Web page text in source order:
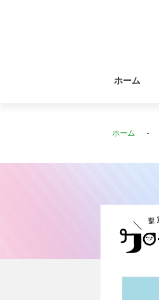
ホーム
ホーム